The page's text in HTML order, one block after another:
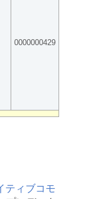
0000000429
ティブコモ